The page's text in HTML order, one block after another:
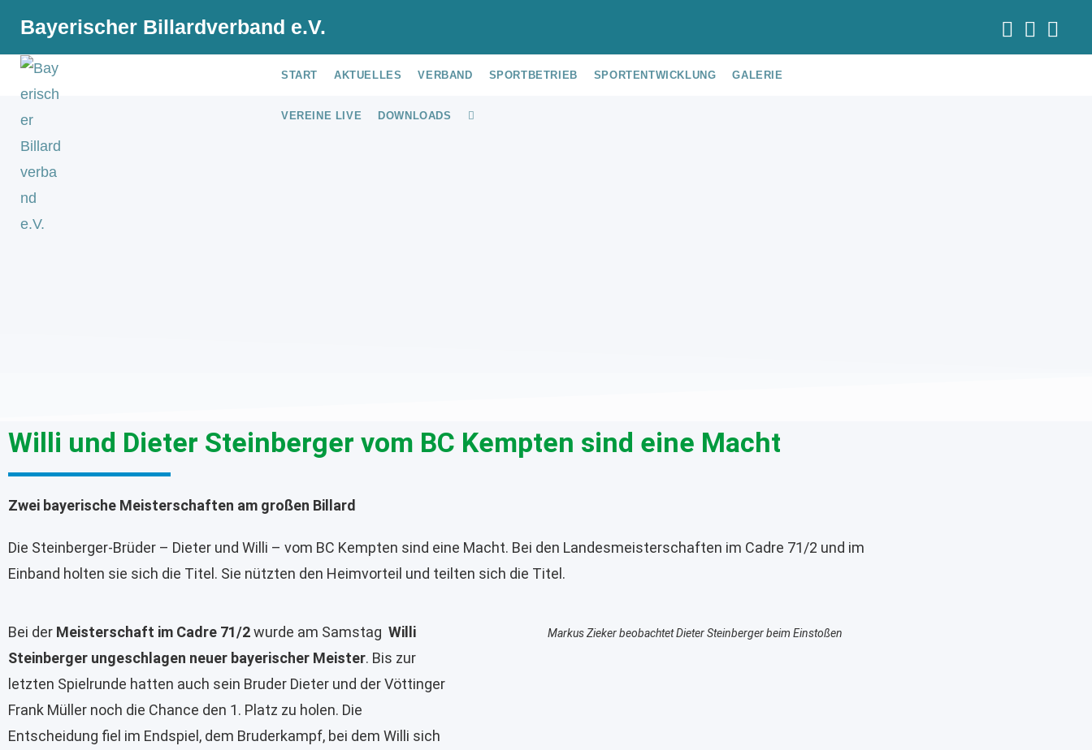
Bayerischer Billardverband e.V.
START AKTUELLES VERBAND SPORTBETRIEB SPORTENTWICKLUNG GALERIE
VEREINE LIVE DOWNLOADS
Willi und Dieter Steinberger vom BC Kempten sind eine Macht
Zwei bayerische Meisterschaften am großen Billard
Die Steinberger-Brüder – Dieter und Willi – vom BC Kempten sind eine Macht. Bei den Landesmeisterschaften im Cadre 71/2 und im
Einband holten sie sich die Titel. Sie nützten den Heimvorteil und teilten sich die Titel.
Bei der Meisterschaft im Cadre 71/2wurde am Samstag Willi
Steinberger ungeschlagen neuer bayerischer Meister. Bis zur
letzten Spielrunde hatten auch sein Bruder Dieter und der Vöttinger
Frank Müller noch die Chance den 1. Platz zu holen. Die
Entscheidung fiel im Endspiel, dem Bruderkampf, bei dem Willi sich
Markus Zieker beobachtet Dieter Steinberger beim Einstoßen